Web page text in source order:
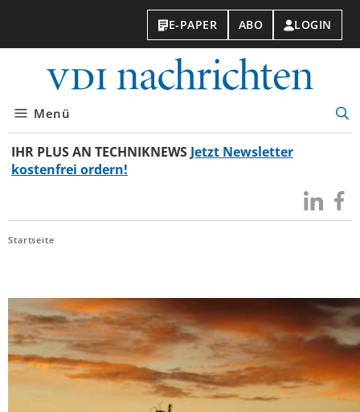
E-PAPER ABO LOGIN
Menü
IHR PLUS AN TECHNIKNEWS Jetzt Newsletter
kostenfrei ordern!
Besuchen
Sie
Sie
Startseite